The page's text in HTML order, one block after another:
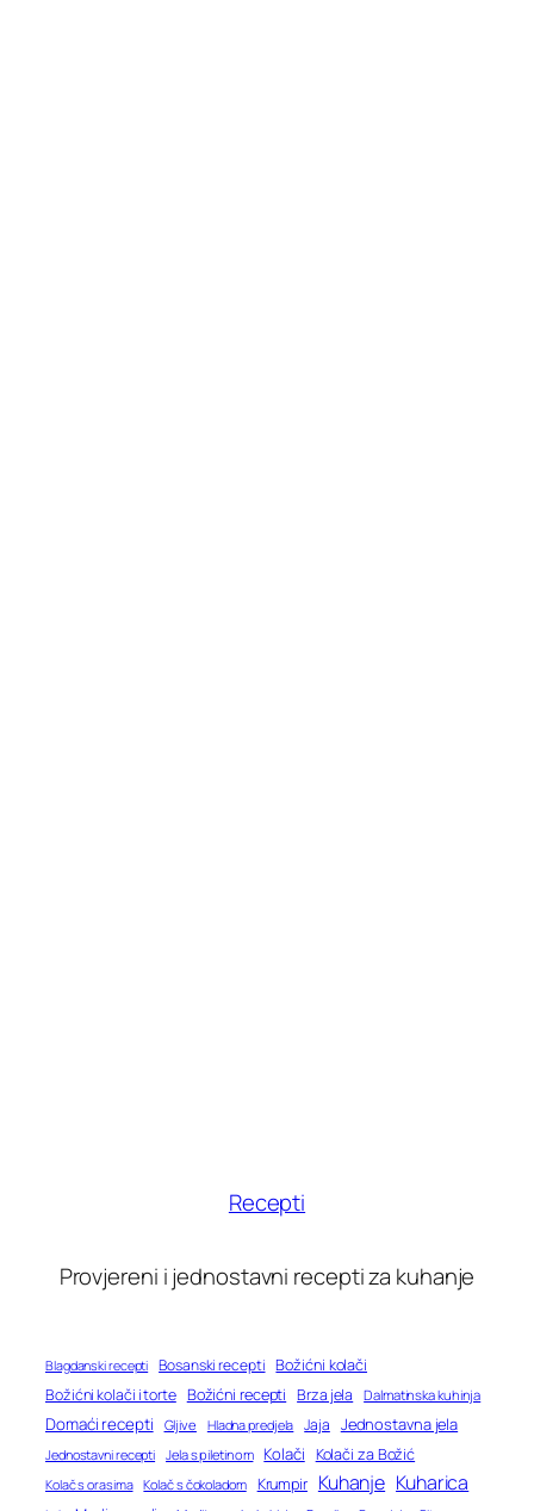
Recepti
Provjereni i jednostavni recepti za kuhanje
Blagdanski recepti Bosanski recepti Božićni kolači
Božićni kolači i torte Božićni recepti Brza jela Dalmatinska kuhinja
Domaći recepti Gljive Hladna predjela Jaja Jednostavna jela
Jednostavni recepti Jela s piletinom Kolači Kolači za Božić
Kolač s orasima Kolač s čokoladom Krumpir Kuhanje Kuharica